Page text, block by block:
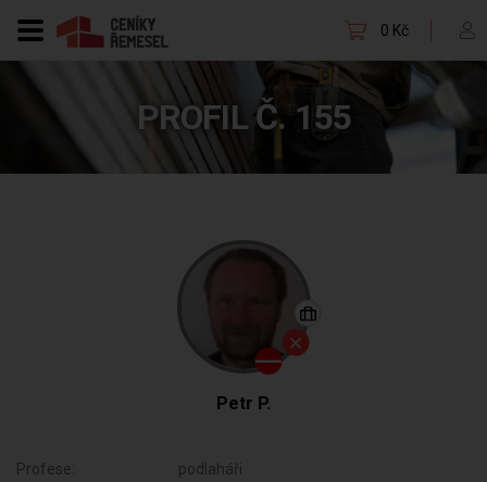
0 Kč
PROFIL Č. 155
Petr P.
Profese: podlaháři